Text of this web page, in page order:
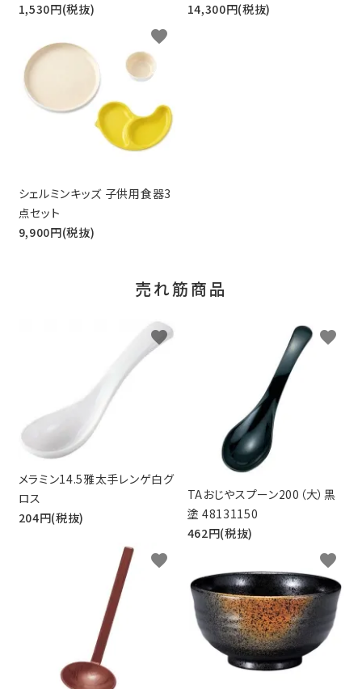
1,530円(税抜)
14,300円(税抜)
シェルミンキッズ 子供用食器3
点セット
9,900円(税抜)
favorite
売れ筋商品
メラミン14.5雅太手レンゲ白グ
ロス
204円(税抜)
favorite
TAおじやスプーン200（大）黒
塗 48131150
462円(税抜)
favorite
favorite favorite